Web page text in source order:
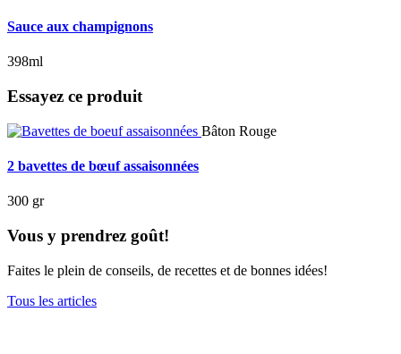
Sauce aux champignons
398ml
Essayez ce produit
Bâton Rouge
2 bavettes de bœuf assaisonnées
300 gr
Vous y prendrez goût!
Faites le plein de conseils, de recettes et de bonnes idées!
Tous les articles